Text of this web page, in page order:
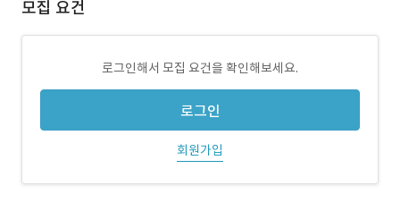
모집 요건
로그인해서 모집 요건을 확인해보세요.
로그인
회원가입